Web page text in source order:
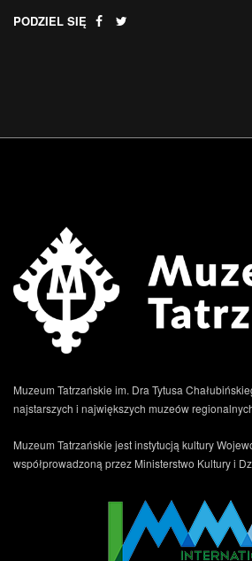
PODZIEL SIĘ
Muzeum Tatrzańskie im. Dra Tytusa
najstarszych i największych muzeów
Muzeum Tatrzańskie jest instytucją kultury
współprowadzoną przez Ministerstwo Kultury i